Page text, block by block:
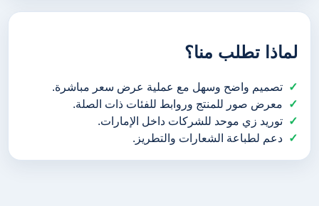
لماذا تطلب منا؟
تصميم واضح وسهل مع عملية عرض سعر مباشرة.
معرض صور للمنتج وروابط للفئات ذات الصلة.
توريد زي موحد للشركات داخل الإمارات.
دعم لطباعة الشعارات والتطريز.